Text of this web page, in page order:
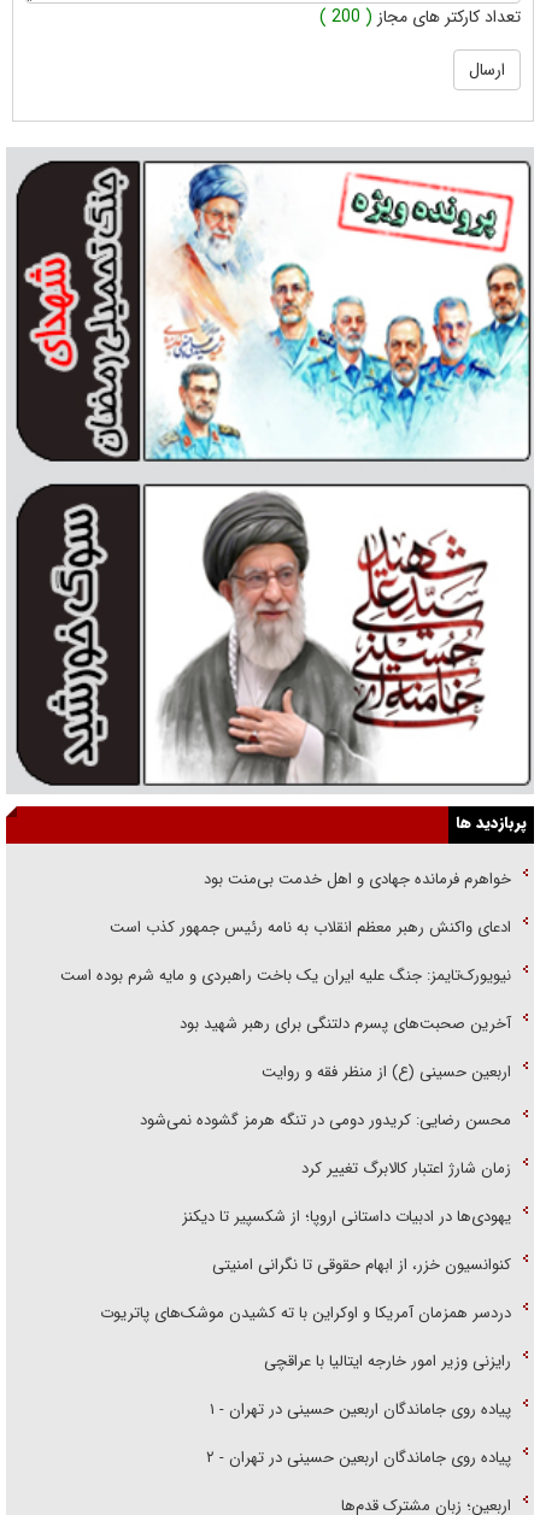
تعداد کارکتر های مجاز ( 200 )
پربازدید ها
خواهرم فرمانده جهادی و اهل خدمت بی‌منت بود
ادعای واکنش رهبر معظم انقلاب به نامه رئیس جمهور کذب است
نیویورک‌تایمز: جنگ علیه ایران یک باخت راهبردی و مایه شرم بوده است
آخرین صحبت‌های پسرم دلتنگی برای رهبر شهید بود
اربعین حسینی (ع) از منظر فقه و روایت
محسن رضایی: کریدور دومی در تنگه هرمز گشوده نمی‌شود
زمان شارژ اعتبار کالابرگ تغییر کرد
یهودی‌ها در ادبیات داستانی اروپا؛ از شکسپیر تا دیکنز
کنوانسیون خزر، از ابهام حقوقی تا نگرانی امنیتی
دردسر همزمان آمریکا و اوکراین با ته کشیدن موشک‌های پاتریوت
رایزنی وزیر امور خارجه ایتالیا با عراقچی
پیاده روی جاماندگان اربعین حسینی در تهران - ۱
پیاده روی جاماندگان اربعین حسینی در تهران - ۲
اربعین؛ زبان مشترک قدم‌ها